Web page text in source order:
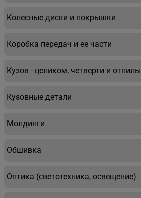
Колесные диски и покрышки
Коробка передач и ее части
Кузов - целиком, четверти и отпилы
Кузовные детали
Молдинги
Обшивка
Оптика (светотехника, освещение)